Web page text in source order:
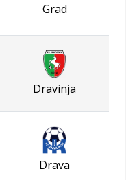
Grad
Dravinja
Drava